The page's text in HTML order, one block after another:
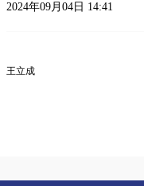
2024年09月04日 14:41
王立成